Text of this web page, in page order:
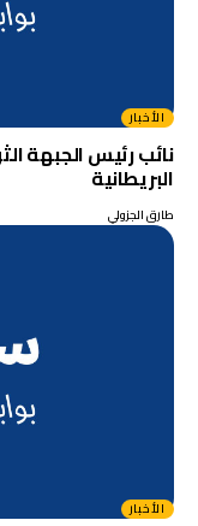
الأخبار
نائب رئيس الجبهة
البريطانية
طارق الجزولي
الأخبار